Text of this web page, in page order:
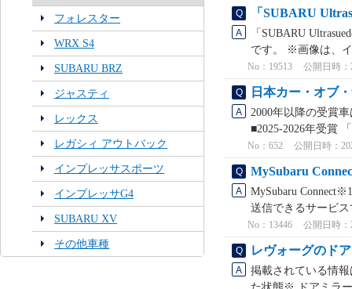
フォレスター
WRX S4
SUBARU BRZ
ジャスティ
レックス
レガシィ アウトバック
インプレッサスポーツ
インプレッサG4
SUBARU XV
その他車種
「SUBARU
「SUBARU
です。 ※画像は、
No：19513 公開日時：
日本カー・オブ
2000年以降の受賞
■2025-2026年受賞
No：652 公開日時：
MySubaru
MySubaru
送信できるサービ
No：13446 公開日時：
レヴォーグのド
掲載されている情